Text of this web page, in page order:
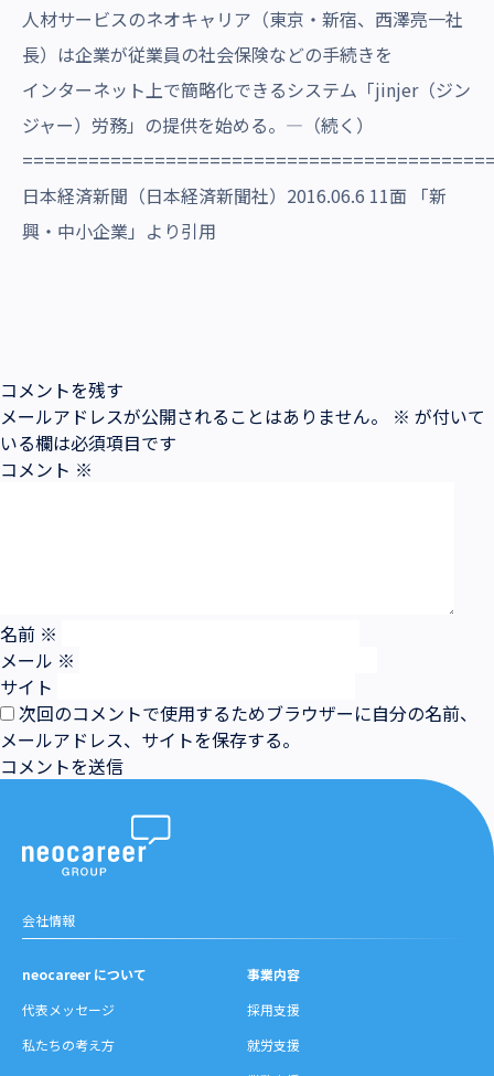
人材サービスのネオキャリア（東京・新宿、西澤亮一社
長）は企業が従業員の社会保険などの手続きを
インターネット上で簡略化できるシステム「jinjer（ジン
ジャー）労務」の提供を始める。―（続く）
日本経済新聞（日本経済新聞社）2016.06.6 11面 「新
興・中小企業」より引用
コメントを残す
メールアドレスが公開されることはありません。
※ が付いて
いる欄は必須項目です
コメント ※
名前 ※
メール ※
サイト
次回のコメントで使用するためブラウザーに自分の名前、
メールアドレス、サイトを保存する。
会社情報
neocareer について
代表メッセージ
私たちの考え方
事業内容
採用支援
就労支援